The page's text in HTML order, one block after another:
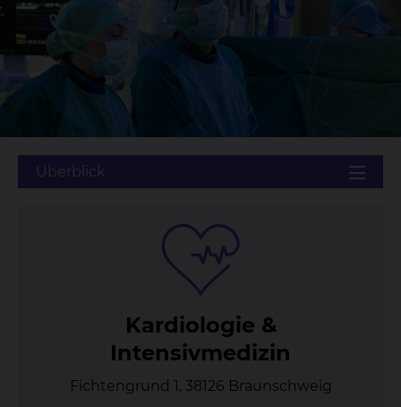
Kar­dio­lo­gie &
In­ten­siv­me­di­zin
Fichtengrund 1, 38126 Braunschweig